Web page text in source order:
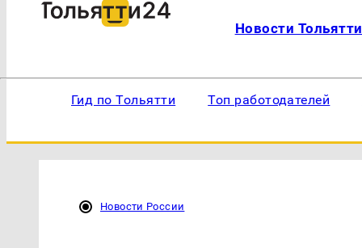
Новости Тольятти
Гид по Тольятти Топ работодателей
Новости России